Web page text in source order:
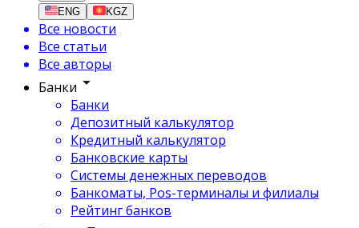
ENG KGZ
Все новости
Все статьи
Все авторы
Банки
Банки
Депозитный калькулятор
Кредитный калькулятор
Банковские карты
Системы денежных переводов
Банкоматы, Pos-терминалы и филиалы
Рейтинг банков